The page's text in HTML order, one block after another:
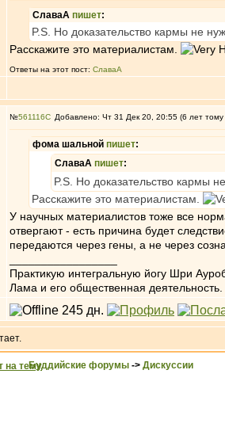
СлаваА пишет:
P.S. Но доказательство кармы не
Расскажите это материалистам.
Ответы на этот пост: СлаваА
№561116 Добавлено: Чт 31 Дек 20, 20:55 (6 лет тому
фома шальной пишет:
СлаваА пишет:
P.S. Но доказательство кармы
Расскажите это материалистам.
У научных материалистов тоже все
отвергают - есть причина будет
передаются через гены, а не через
Практикую интегральную йогу Шри
Лама и его общественная деятельность.
Буддийские форумы -> Дискуссии